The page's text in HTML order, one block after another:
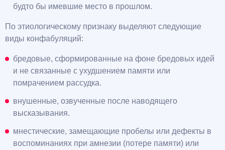
будто бы имевшие место в прошлом.
По этиологическому признаку выделяют следующие
виды конфабуляций:
бредовые, сформированные на фоне бредовых идей
и не связанные с ухудшением памяти или
помрачением рассудка.
внушенные, озвученные после наводящего
высказывания.
мнестические, замещающие пробелы или дефекты в
воспоминаниях при амнезии (потере памяти) или